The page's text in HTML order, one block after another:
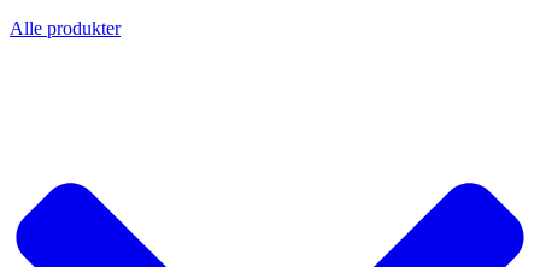
Alle produkter